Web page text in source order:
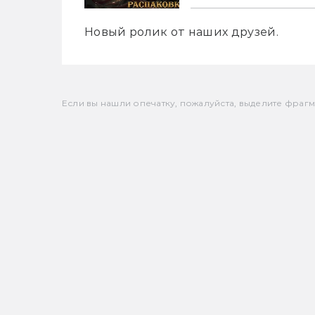
Новый ролик от наших друзей.
Если вы нашли опечатку, пожалуйста, выделите